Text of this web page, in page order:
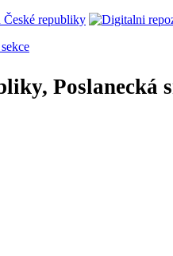
Poslanecká